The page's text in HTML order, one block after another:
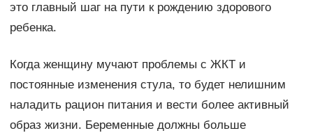
это главный шаг на пути к рождению здорового
ребенка.
Когда женщину мучают проблемы с ЖКТ и
постоянные изменения стула, то будет нелишним
наладить рацион питания и вести более активный
образ жизни. Беременные должны больше